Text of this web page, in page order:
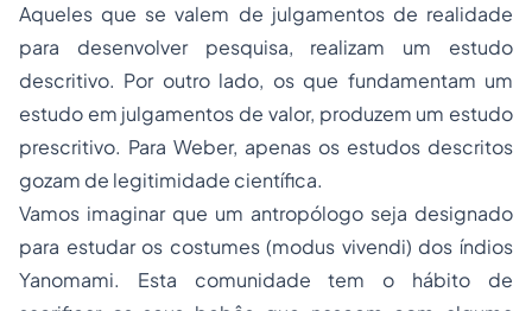
Aqueles que se valem de julgamentos de realidade
para desenvolver pesquisa, realizam um estudo
descritivo. Por outro lado, os que fundamentam um
estudo em julgamentos de valor, produzem um estudo
prescritivo. Para Weber, apenas os estudos descritos
gozam de legitimidade científica.
Vamos imaginar que um antropólogo seja designado
para estudar os costumes (modus vivendi) dos índios
Yanomami. Esta comunidade tem o hábito de